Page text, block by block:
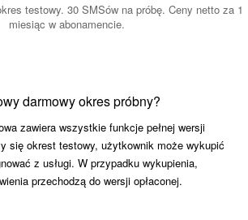
testowy. 30 SMSów na próbę. Ceny netto za 1
miesiąc w abonamencie.
darmowy okres próbny?
zawiera wszystkie funkcje pełnej wersji
się okrest testowy, użytkownik może wykupić
z usługi. W przypadku wykupienia,
przechodzą do wersji opłaconej.